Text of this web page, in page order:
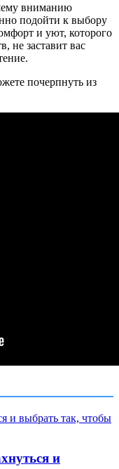
вниманию
подойти к выбору
и уют, которого
не заставит вас
почерпнуть из
и